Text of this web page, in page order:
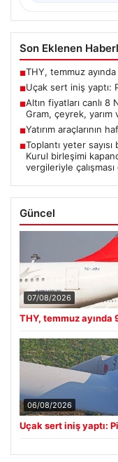
Son Eklenen
■THY, temmuz
■Uçak sert iniş yaptı:
■Altın fiyatları canlı 8
Gram, çeyrek, yarım
■Yatırım araçlarının
■Toplantı yeter
Kurul birleşimi
vergileriyle
Güncel
07/08/2026
THY, temmuz ayında
06/08/2026
Uçak sert iniş yaptı: